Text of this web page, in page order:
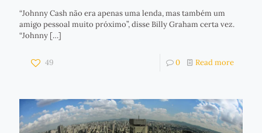
“Johnny Cash não era apenas uma lenda, mas também um
amigo pessoal muito próximo”, disse Billy Graham certa vez.
“Johnny […]
49 0 Read more